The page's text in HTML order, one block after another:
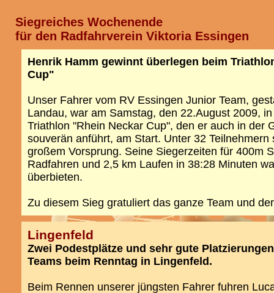
Siegreiches Wochenende
für den Radfahrverein Viktoria Essingen
Henrik Hamm gewinnt überlegen beim
Cup"
Unser Fahrer vom RV Essingen Junior Team,
Landau, war am Samstag, den 22.August 2009,
Triathlon "Rhein Neckar Cup", den er auch in der
souverän anführt, am Start. Unter 32 Teilnehmern
großem Vorsprung. Seine Siegerzeiten für 400m
Radfahren und 2,5 km Laufen in 38:28 Minuten
überbieten.
Zu diesem Sieg gratuliert das ganze Team und
Lingenfeld
Zwei Podestplätze und sehr gute
Teams beim Renntag in Lingenfeld.
Beim Rennen unserer jüngsten Fahrer fuhren